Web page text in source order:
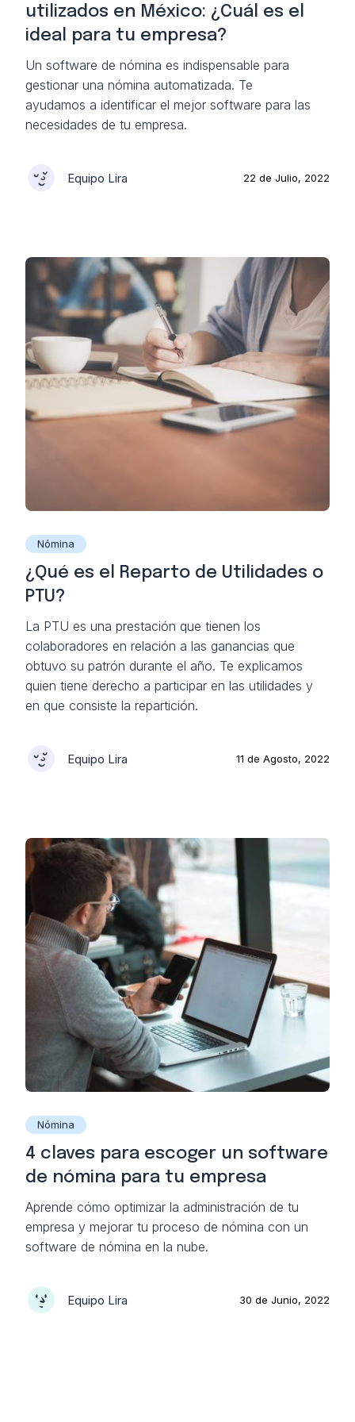
utilizados en México: ¿Cuál es el
ideal para tu empresa?
Un software de nómina es indispensable para
gestionar una nómina automatizada. Te
ayudamos a identificar el mejor software para las
necesidades de tu empresa.
Equipo Lira 22 de Julio, 2022
Nómina
¿Qué es el Reparto de Utilidades o
PTU?
La PTU es una prestación que tienen los
colaboradores en relación a las ganancias que
obtuvo su patrón durante el año. Te explicamos
quien tiene derecho a participar en las utilidades y
en que consiste la repartición.
Equipo Lira 11 de Agosto, 2022
Nómina
4 claves para escoger un software
de nómina para tu empresa
Aprende cómo optimizar la administración de tu
empresa y mejorar tu proceso de nómina con un
software de nómina en la nube.
Equipo Lira 30 de Junio, 2022